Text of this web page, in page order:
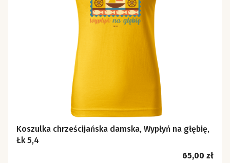
Koszulka chrześcijańska damska, Wypłyń na głębię,
Łk 5,4
Cena
65,00 zł